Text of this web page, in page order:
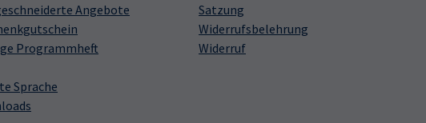
Angebote
Programmheft
Sprache
Satzung
Widerrufsbelehrung
Widerruf